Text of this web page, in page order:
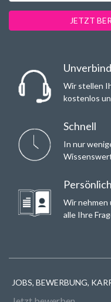
JETZT
Wir stellen
kostenlos
Schnell
In nur
Persönlich
Wir nehmen
alle Ihre
JOBS, BEWERBUNG,